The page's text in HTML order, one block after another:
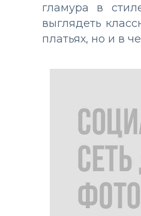
гламура в
выглядеть
платьях, но и в